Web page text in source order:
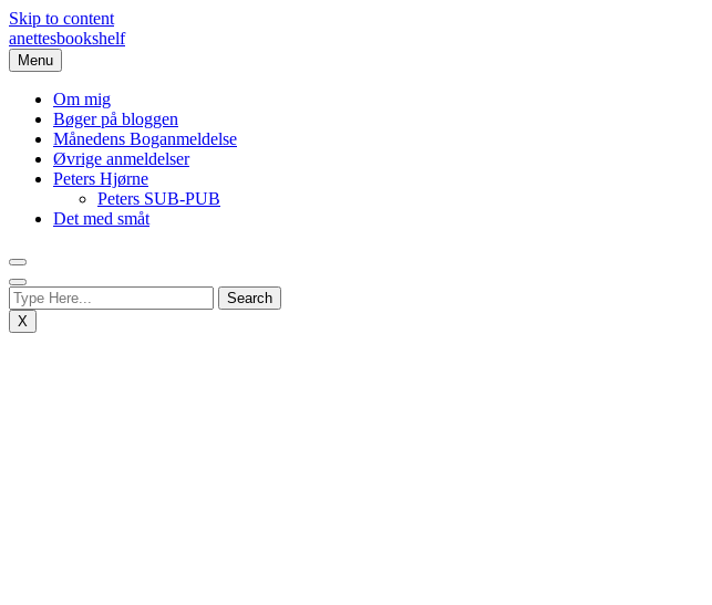
Skip to content
anettesbookshelf
Menu
Om mig
Bøger på bloggen
Månedens Boganmeldelse
Øvrige anmeldelser
Peters Hjørne
Peters SUB-PUB
Det med småt
X